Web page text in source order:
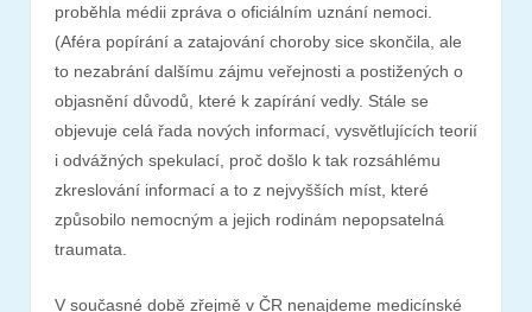
proběhla médii zpráva o oficiálním uznání nemoci.
(Aféra popírání a zatajování choroby sice skončila, ale
to nezabrání dalšímu zájmu veřejnosti a postižených o
objasnění důvodů, které k zapírání vedly. Stále se
objevuje celá řada nových informací, vysvětlujících teorií
i odvážných spekulací, proč došlo k tak rozsáhlému
zkreslování informací a to z nejvyšších míst, které
způsobilo nemocným a jejich rodinám nepopsatelná
traumata.
V současné době zřejmě v ČR nenajdeme medicínské